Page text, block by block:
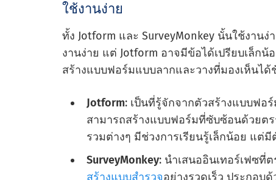
ใช้งานง่าย
ทั้ง Jotform และ SurveyMonkey นั้นใช้งา
งานง่าย แต่ Jotform อาจมีข้อได้เปรียบเล็ก
สร้างแบบฟอร์มแบบลากและวางที่มองเห็นได้
Jotform: เป็นที่รู้จักจากตัวสร้างแบบฟอ
สามารถสร้างแบบฟอร์มที่ซับซ้อนด้วยต
รวมต่างๆ มีช่วงการเรียนรู้เล็กน้อย แต่
SurveyMonkey: นําเสนออินเทอร์เฟซที่
สร้างแบบสํารวจอย่างรวดเร็ว ประกอบ